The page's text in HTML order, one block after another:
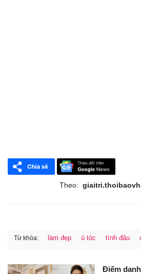
Theo:
Từ khóa: làm đẹp ủ tóc tình đâu
Điểm